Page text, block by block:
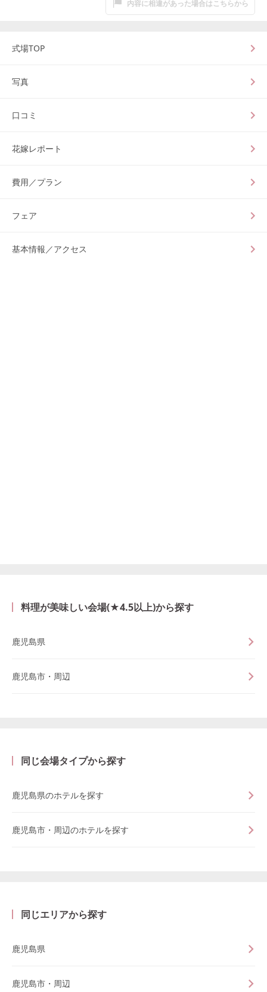
内容に相違があった場合はこちらから
式場TOP
写真
口コミ
花嫁レポート
費用／プラン
フェア
基本情報／アクセス
料理が美味しい会場(★4.5以上)から探す
鹿児島県
鹿児島市・周辺
同じ会場タイプから探す
鹿児島県のホテルを探す
鹿児島市・周辺のホテルを探す
同じエリアから探す
鹿児島県
鹿児島市・周辺